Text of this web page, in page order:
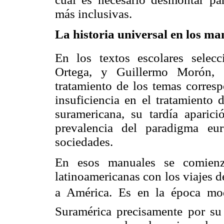
más inclusivas.
La historia universal en los
En los textos escolares
Ortega, y Guillermo Morón,
tratamiento de los temas
insuficiencia en el tratamiento
suramericana, su tardía
prevalencia del paradigma
sociedades.
En esos manuales se
latinoamericanas con los viajes
a América. Es en la época
Suramérica precisamente por